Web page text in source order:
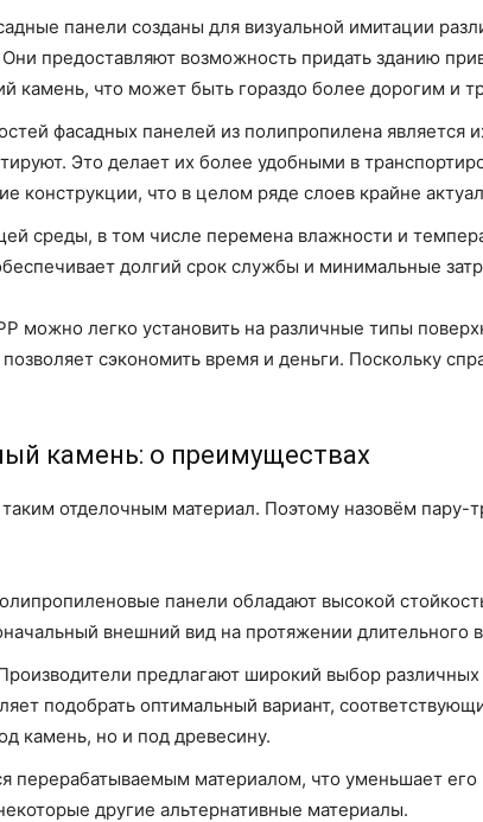
панели созданы для визуальной имитации
предоставляют возможность придать зданию
камень, что может быть гораздо более дорогим и
фасадных панелей из полипропилена
Это делает их более удобными в
конструкции, что в целом ряде слоев крайне
среды, в том числе перемена влажности и
долгий срок службы и минимальные
можно легко установить на различные типы
сэкономить время и деньги. Поскольку
камень: о преимуществах
отделочным материал. Поэтому назовём пару-
панели обладают высокой
внешний вид на протяжении длительного
предлагают широкий выбор различных
подобрать оптимальный вариант,
камень, но и под древесину.
перерабатываемым материалом, что уменьшает
другие альтернативные материалы.